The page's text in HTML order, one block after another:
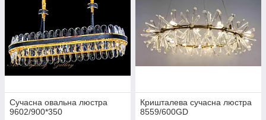
Сучасна овальна люстра
9602/900*350
Кришталева сучасна люстра
8559/600GD